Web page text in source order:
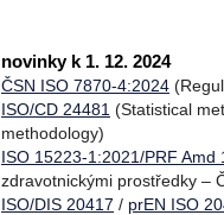
novinky k 1. 12. 2024
ČSN ISO 7870-4:2024
ISO/CD 24481 (Statistical
methodology)
ISO 15223-1:2021/PRF Amd
zdravotnickými prostředky –
ISO/DIS 20417 / prEN ISO